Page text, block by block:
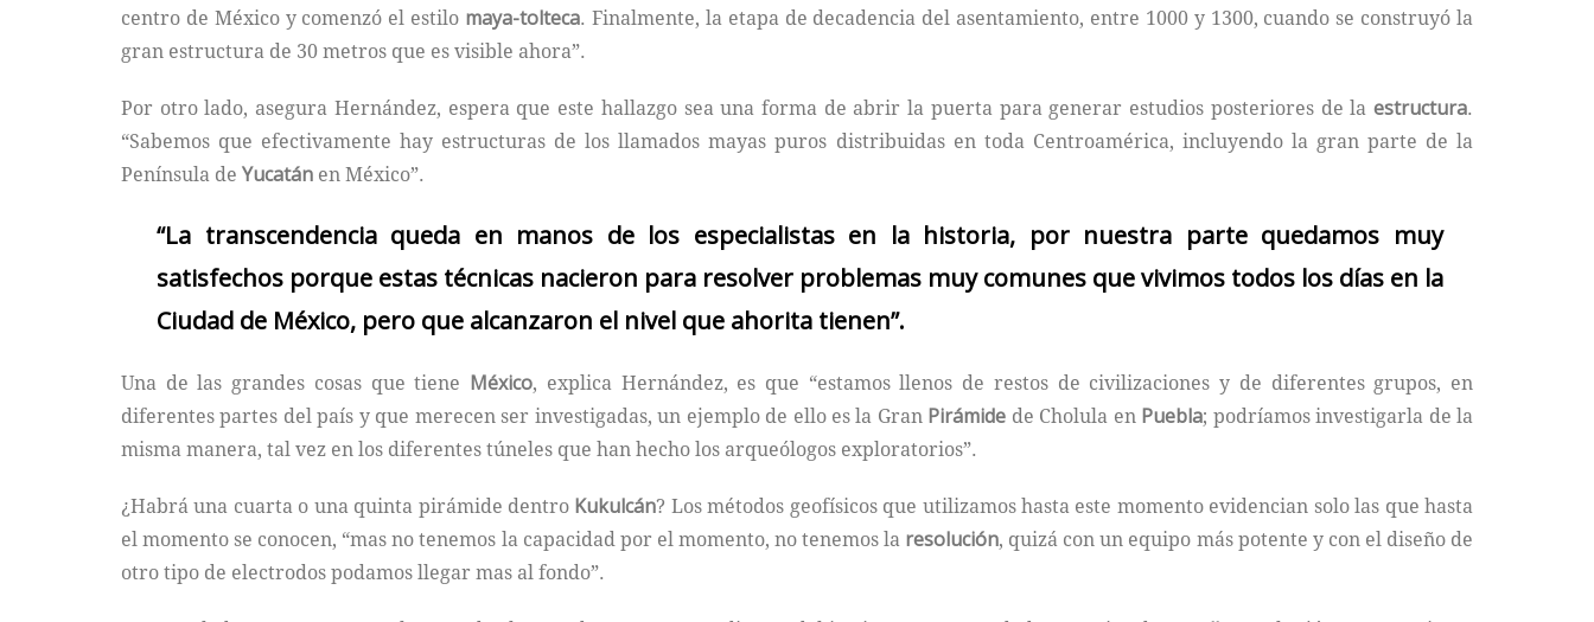
centro de México y comenzó el estilo maya-tolteca. Finalmente, la etapa de decadencia del asentamiento, entre 1000 y 1300, cuando se construyó la
gran estructura de 30 metros que es visible ahora”.
Por otro lado, asegura Hernández, espera que este hallazgo sea una forma de abrir la puerta para generar estudios posteriores de la estructura.
“Sabemos que efectivamente hay estructuras de los llamados mayas puros distribuidas en toda Centroamérica, incluyendo la gran parte de la
Península de Yucatán en México”.
“La transcendencia queda en manos de los especialistas en la historia, por nuestra parte quedamos muy
satisfechos porque estas técnicas nacieron para resolver problemas muy comunes que vivimos todos los días en la
Ciudad de México, pero que alcanzaron el nivel que ahorita tienen”.
Una de las grandes cosas que tiene México, explica Hernández, es que “estamos llenos de restos de civilizaciones y de diferentes grupos, en
diferentes partes del país y que merecen ser investigadas, un ejemplo de ello es la Gran Pirámide de Cholula en Puebla; podríamos investigarla de la
misma manera, tal vez en los diferentes túneles que han hecho los arqueólogos exploratorios”.
¿Habrá una cuarta o una quinta pirámide dentro Kukulcán? Los métodos geofísicos que utilizamos hasta este momento evidencian solo las que hasta
el momento se conocen, “mas no tenemos la capacidad por el momento, no tenemos la resolución, quizá con un equipo más potente y con el diseño de
otro tipo de electrodos podamos llegar mas al fondo”.